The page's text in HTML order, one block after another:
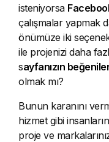
isteniyorsa
çalışmalar yapmak
önümüze iki
ile projenizi daha
sayfanızın
olmak mı?
Bunun karanını
hizmet gibi
proje ve